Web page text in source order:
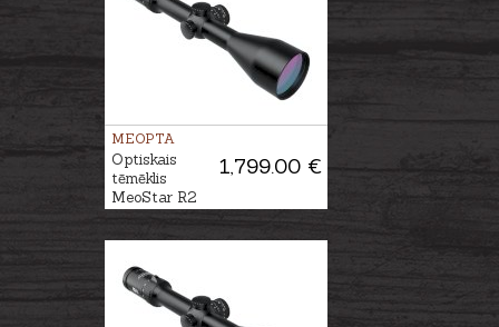
MEOPTA
1,799.00 €
Optiskais
tēmēklis
MeoStar R2